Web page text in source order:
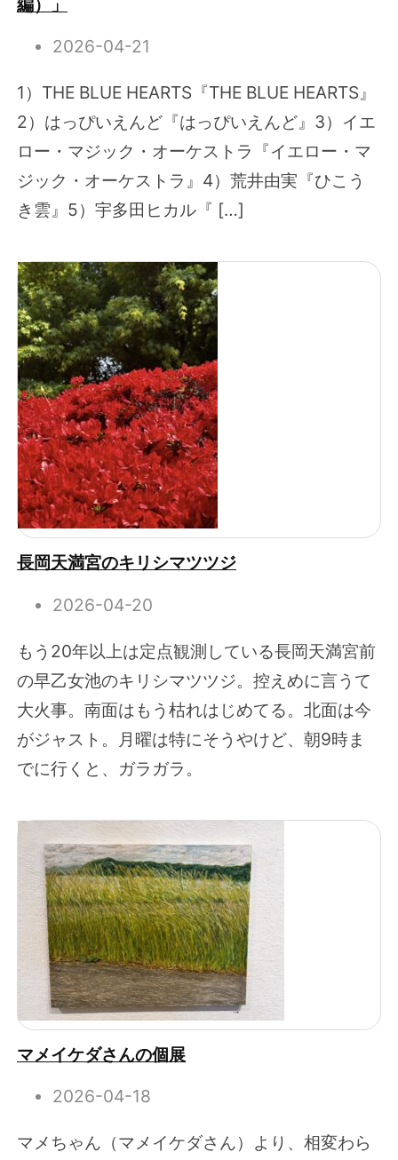
編）」
2026-04-21
1）THE BLUE HEARTS『THE BLUE HEARTS』
2）はっぴいえんど『はっぴいえんど』3）イエ
ロー・マジック・オーケストラ『イエロー・マ
ジック・オーケストラ』4）荒井由実『ひこう
き雲』5）宇多田ヒカル『 […]
長岡天満宮のキリシマツツジ
2026-04-20
もう20年以上は定点観測している長岡天満宮前
の早乙女池のキリシマツツジ。控えめに言うて
大火事。南面はもう枯れはじめてる。北面は今
がジャスト。月曜は特にそうやけど、朝9時ま
でに行くと、ガラガラ。
マメイケダさんの個展
2026-04-18
マメちゃん（マメイケダさん）より、相変わら